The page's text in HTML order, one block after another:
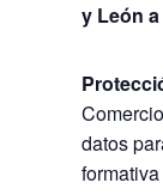
y León
datos